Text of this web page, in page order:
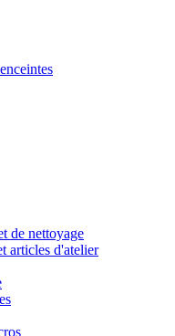
de nettoyage
articles d'atelier